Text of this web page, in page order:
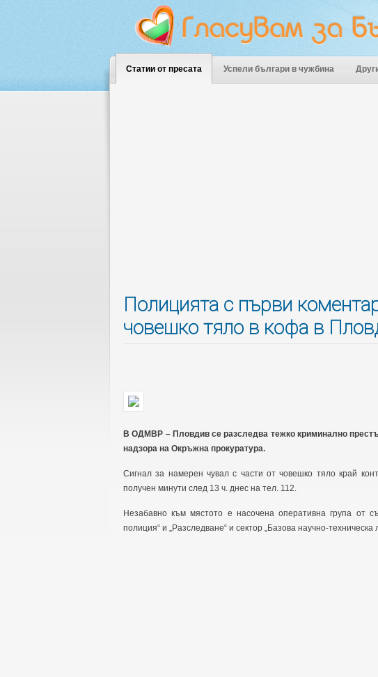
Статии от пресата Успели българи в чужбина
Полицията с първи
човешко тяло в кофа в
В ОДМВР – Пловдив се разследва тежко криминално
надзора на Окръжна прокуратура.
Сигнал за намерен чувал с части от човешко тяло край
получен минути след 13 ч. днес на тел. 112.
Незабавно към мястото е насочена оперативна група от
полиция“ и „Разследване“ и сектор „Базова научно-техническа